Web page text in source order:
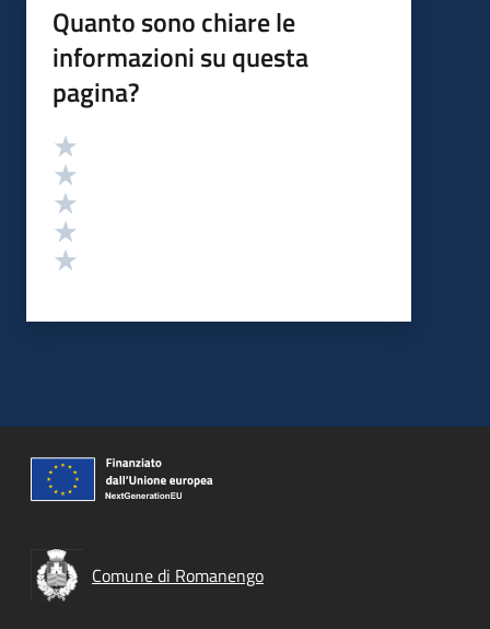
Quanto sono chiare le
informazioni su questa
pagina?
Valutazione
Comune di Romanengo